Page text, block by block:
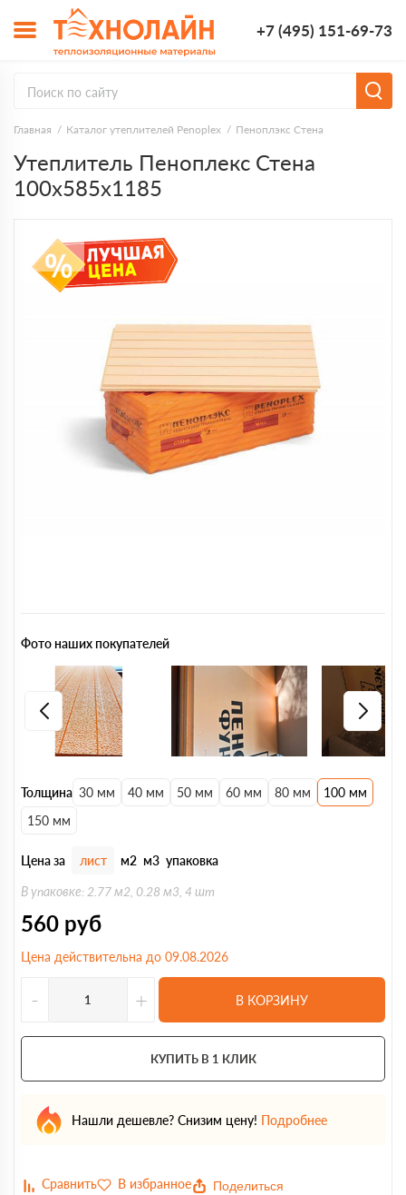
+7 (495) 151-69-73
Главная Каталог утеплителей Penoplex Пеноплэкс Стена
Утеплитель Пеноплекс Стена
100х585х1185
Толщина 30 мм 40 мм 50 мм 60 мм 80 мм
100 мм
150 мм
Цена за лист м2 м3 упаковка
В упаковке: 2.77 м2, 0.28 м3, 4 шт
560 руб
Цена действительна до 09.08.2026
- + В КОРЗИНУ
КУПИТЬ В 1 КЛИК
Нашли дешевле? Снизим цену! Подробнее
Поделиться
Фото наших покупателей